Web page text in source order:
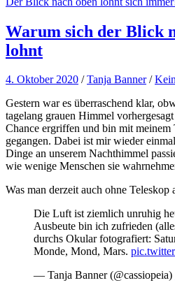
Warum sich der Blick
lohnt
4. Oktober 2020 /Tanja Banner /
Gestern war es überraschend klar,
tagelang grauen Himmel
Chance ergriffen und bin mit meinem
gegangen. Dabei ist mir wieder
Dinge an unserem Nachthimmel
wie wenige Menschen sie
Was man derzeit auch ohne
Die Luft ist ziemlich unruhig
Ausbeute bin ich zufrieden
durchs Okular fotografiert:
Monde, Mond, Mars.
— Tanja Banner (@cassiopeia)